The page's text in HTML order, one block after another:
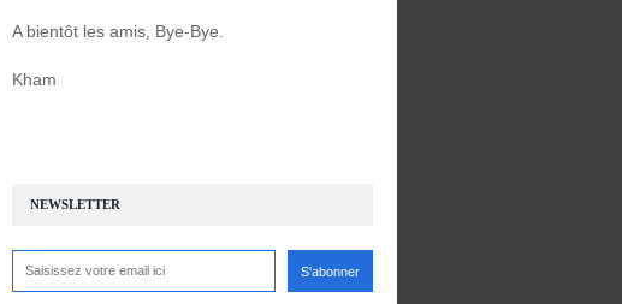
NEWSLETTER
A bientôt les amis, Bye-Bye.
Kham